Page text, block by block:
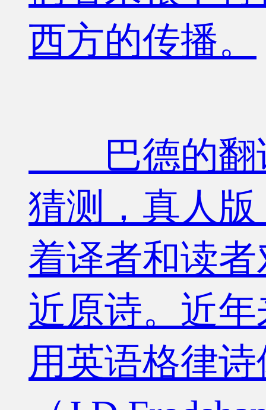
西方的传播。
巴德的翻译
猜测，真人
着译者和读
近原诗。近
用英语格律